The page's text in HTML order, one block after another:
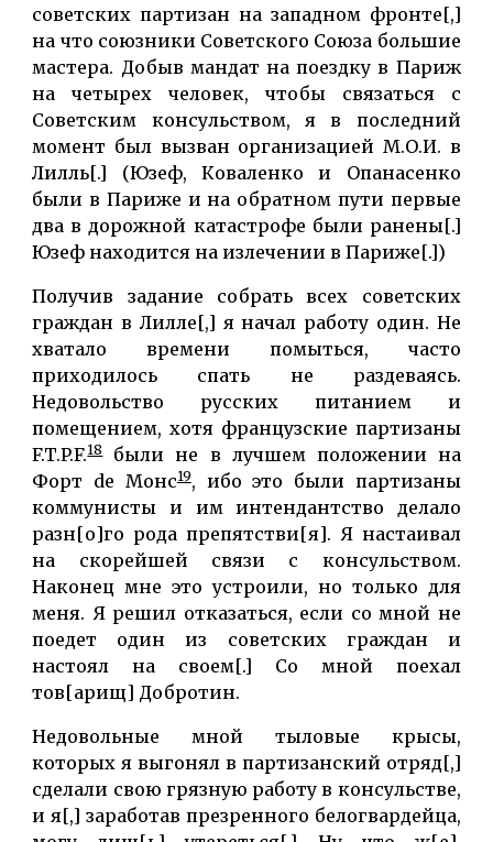
советских партизан на западном фронте[,]
на что союзники Советского Союза большие
мастера. Добыв мандат на поездку в Париж
на четырех человек, чтобы связаться с
Советским консульством, я в последний
момент был вызван организацией М.О.И. в
Лилль[.] (Юзеф, Коваленко и Опанасенко
были в Париже и на обратном пути первые
два в дорожной катастрофе были ранены[.]
Юзеф находится на излечении в Париже[.])
Получив задание собрать всех советских
граждан в Лилле[,] я начал работу один. Не
хватало времени помыться, часто
приходилось спать не раздеваясь.
Недовольство русских питанием и
помещением, хотя французские партизаны
F.T.P.F.18были не в лучшем положении на
Форт de Монс19, ибо это были партизаны
коммунисты и им интендантство делало
разн[о]го рода препятстви[я]. Я настаивал
на скорейшей связи с консульством.
Наконец мне это устроили, но только для
меня. Я решил отказаться, если со мной не
поедет один из советских граждан и
настоял на своем[.] Со мной поехал
тов[арищ] Добротин.
Недовольные мной тыловые крысы,
которых я выгонял в партизанский отряд[,]
сделали свою грязную работу в консульстве,
и я[,] заработав презренного белогвардейца,